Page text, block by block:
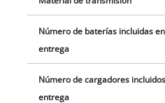
Disponibles por separado.
Número de baterías incluidas
entrega
Número de cargadores
entrega